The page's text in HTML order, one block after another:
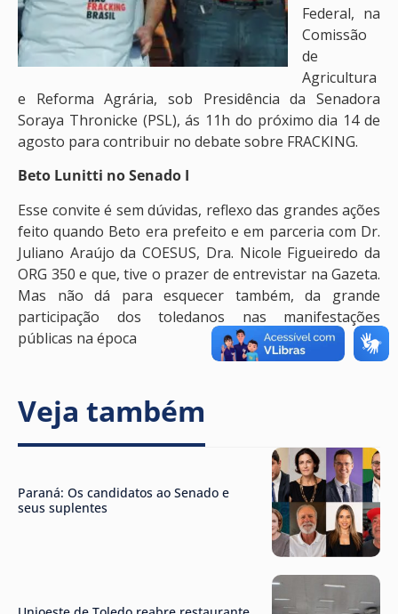
Federal, na
Comissão
de
Agricultura
e Reforma Agrária, sob Presidência da Senadora
Soraya Thronicke (PSL), ás 11h do próximo dia 14 de
agosto para contribuir no debate sobre FRACKING.
Beto Lunitti no Senado I
Esse convite é sem dúvidas, reflexo das grandes ações
feito quando Beto era prefeito e em parceria com Dr.
Juliano Araújo da COESUS, Dra. Nicole Figueiredo da
ORG 350 e que, tive o prazer de entrevistar na Gazeta.
Mas não dá para esquecer também, da grande
participação dos toledanos nas manifestações
públicas na época
Veja também
Paraná: Os candidatos ao Senado e
seus suplentes